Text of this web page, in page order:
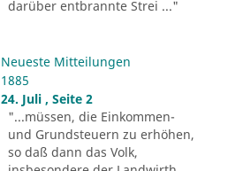
darüber entbrannte Strei ..."
Neueste Mitteilungen
1885
24. Juli , Seite 2
"...müssen, die Einkommen-
und Grundsteuern zu erhöhen,
so daß dann das Volk,